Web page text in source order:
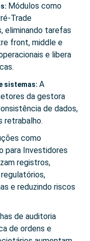
Módulos como
Trade
eliminando tarefas
front, middle e
e libera
sistemas: A
da gestora
de dados,
retrabalho.
como
para Investidores
registros,
e reduzindo riscos
de auditoria
de ordens e